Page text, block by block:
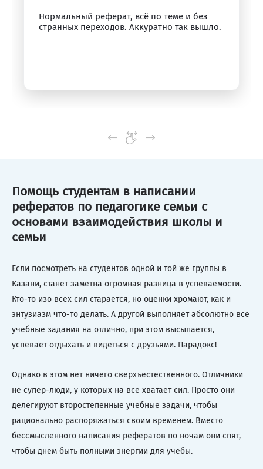
Нормальный реферат, всё по теме и без
странных переходов. Аккуратно так вышло.
Помощь студентам в написании
рефератов по педагогике семьи с
основами взаимодействия школы и
семьи
Если посмотреть на студентов одной и той же группы в
Казани, станет заметна огромная разница в успеваемости.
Кто-то изо всех сил старается, но оценки хромают, как и
энтузиазм что-то делать. А другой выполняет абсолютно все
учебные задания на отлично, при этом высыпается,
успевает отдыхать и видеться с друзьями. Парадокс!
Однако в этом нет ничего сверхъестественного. Отличники
не супер-люди, у которых на все хватает сил. Просто они
делегируют второстепенные учебные задачи, чтобы
рационально распоряжаться своим временем. Вместо
бессмысленного написания рефератов по ночам они спят,
чтобы днем быть полными энергии для учебы.